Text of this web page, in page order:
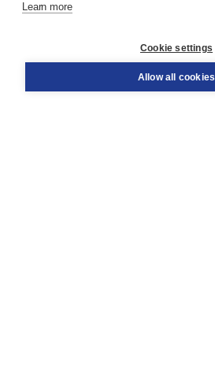
Order
Learn more
Cookie settings
Allow all cookies